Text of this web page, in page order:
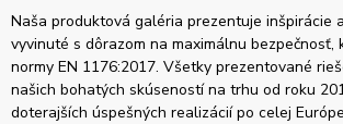
Naša produktová galéria prezentuje inšpirácie
vyvinuté s dôrazom na maximálnu bezpečnosť,
normy EN 1176:2017. Všetky prezentované
našich bohatých skúseností na trhu od roku
doterajších úspešných realizácií po celej